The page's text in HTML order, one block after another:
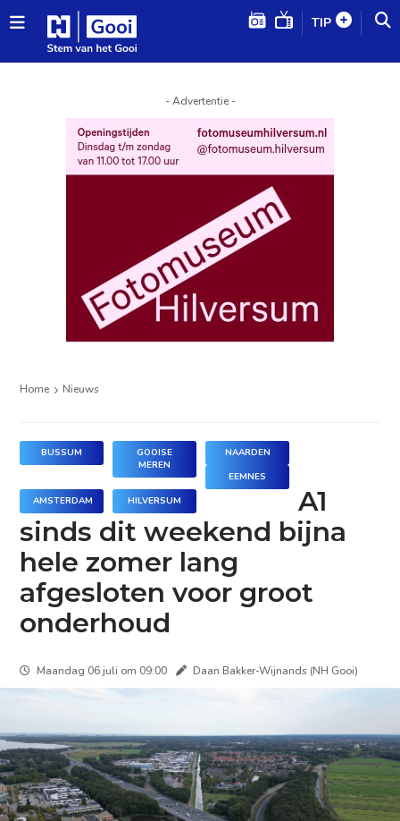
TIP
- Advertentie -
Home Nieuws
BUSSUM
GOOISE
MEREN
NAARDEN
EEMNES
AMSTERDAM
HILVERSUM
A1
sinds dit weekend bijna
hele zomer lang
afgesloten voor groot
onderhoud
Maandag 06 juli om 09:00 Daan Bakker-Wijnands (NH Gooi)